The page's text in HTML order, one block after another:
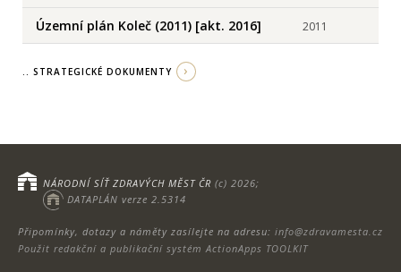
Územní plán Koleč (2011) [akt. 2016] 2011
.. STRATEGICKÉ DOKUMENTY
Připomínky, dotazy a náměty zasílejte na adresu: info@zdravamesta.cz
Použit redakční a publikační systém ActionApps TOOLKIT
NÁRODNÍ SÍŤ ZDRAVÝCH MĚST ČR (c) 2026;
DATAPLÁN verze 2.5314